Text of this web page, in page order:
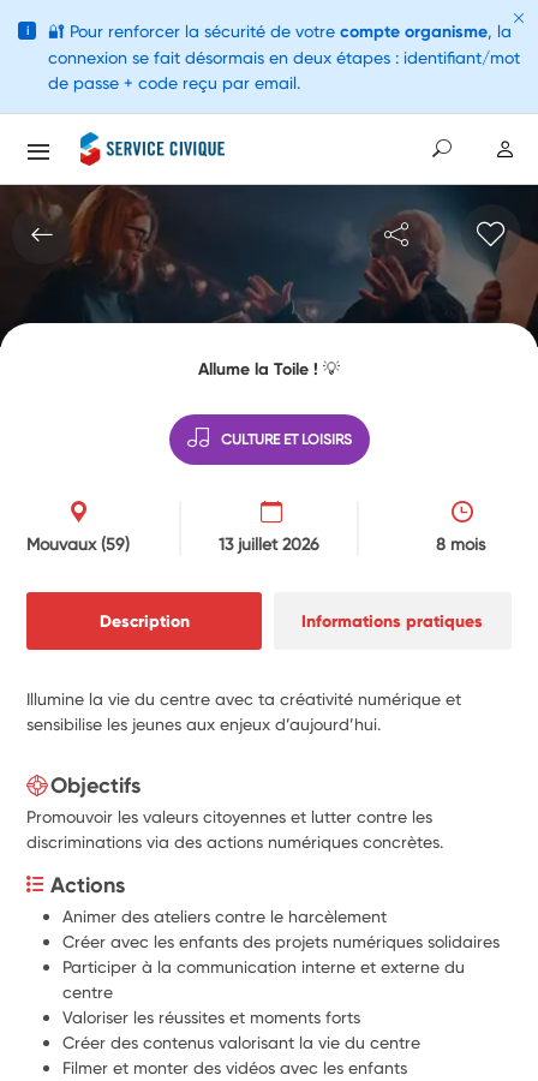
Allume la Toile ! 💡
CULTURE ET LOISIRS
Mouvaux(59) 13 juillet 2026 8 mois
Description Informations pratiques
Illumine la vie du centre avec ta créativité numérique et
sensibilise les jeunes aux enjeux d’aujourd’hui.
Objectifs
Promouvoir les valeurs citoyennes et lutter contre les
discriminations via des actions numériques concrètes.
Actions
Animer des ateliers contre le harcèlement
Créer avec les enfants des projets numériques solidaires
Participer à la communication interne et externe du
centre
Valoriser les réussites et moments forts
Créer des contenus valorisant la vie du centre
Filmer et monter des vidéos avec les enfants
i 🔐 Pour renforcer la sécurité de votre compte organisme, la
connexion se fait désormais en deux étapes : identifiant/mot
de passe + code reçu par email.